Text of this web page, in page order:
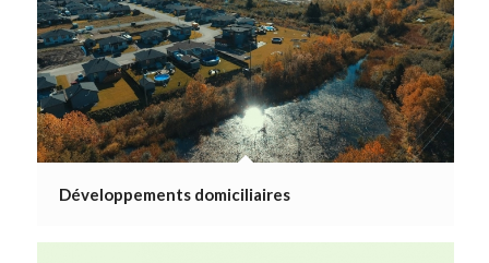
Développements domiciliaires